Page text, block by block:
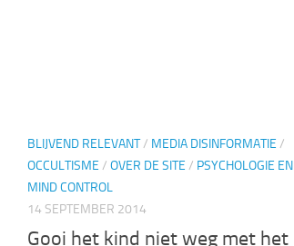
BLIJVEND RELEVANT/ MEDIA DISINFORMATIE /
OCCULTISME / OVER DE SITE / PSYCHOLOGIE EN
MIND CONTROL
14 SEPTEMBER 2014
Gooi het kind niet weg met het